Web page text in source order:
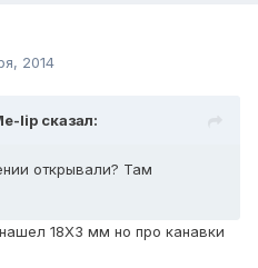
2014
lip сказал:
открывали? Там
18Х3 мм но про канавки